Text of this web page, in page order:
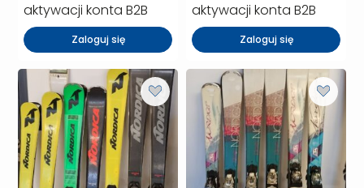
aktywacji konta B2B
Zaloguj się
aktywacji konta B2B
Zaloguj się